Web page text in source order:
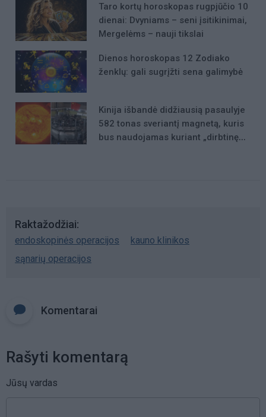
Taro kortų horoskopas rugpjūčio 10
dienai: Dvyniams – seni įsitikinimai,
Mergelėms – nauji tikslai
Dienos horoskopas 12 Zodiako
ženklų: gali sugrįžti sena galimybė
Kinija išbandė didžiausią pasaulyje
582 tonas sveriantį magnetą, kuris
bus naudojamas kuriant „dirbtinę
Raktažodžiai
endoskopinės operacijos
kauno klinikos
sąnarių operacijos
Komentarai
Rašyti komentarą
Jūsų vardas